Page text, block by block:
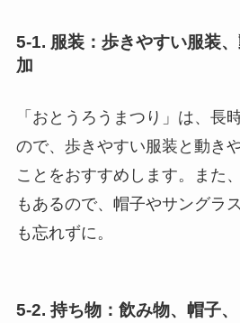
5-1. 服装：歩きやすい服装
加
「おとうろうまつり」は、長
ので、歩きやすい服装と動き
ことをおすすめします。また
もあるので、帽子やサングラ
も忘れずに。
5-2. 持ち物：飲み物、帽子、